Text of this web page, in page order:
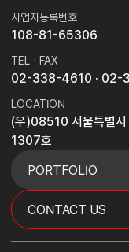
사업자등록번호
108-81-65306
TEL · FAX
02-338-4610 ·
LOCATION
(우)08510 서울특별
1307호
PORTFOLIO
CONTACT US